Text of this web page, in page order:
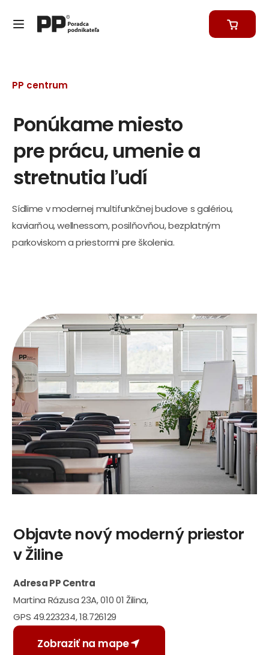
PP centrum
Ponúkame miesto
pre prácu, umenie a
stretnutia ľudí
Sídlime v modernej multifunkčnej budove s galériou,
kaviarňou, wellnessom, posilňovňou, bezplatným
parkoviskom a priestormi pre školenia.
Objavte nový moderný priestor
v Žiline
Adresa PP Centra
Martina Rázusa 23A, 010 01 Žilina,
GPS 49.223234, 18.726129
Zobraziť na mape